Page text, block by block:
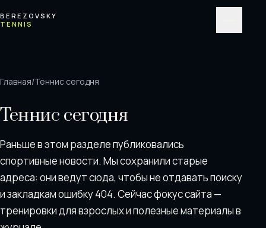
BEREZOVSKY
TENNIS
Главная/Теннис сегодня
Теннис сегодня
Раньше в этом разделе публиковались
спортивные новости. Мы сохранили старые
адреса: они ведут сюда, чтобы не отдавать поискy
и закладкам ошибку 404. Сейчас фокус сайта —
тренировки для взрослых и полезные материалы в